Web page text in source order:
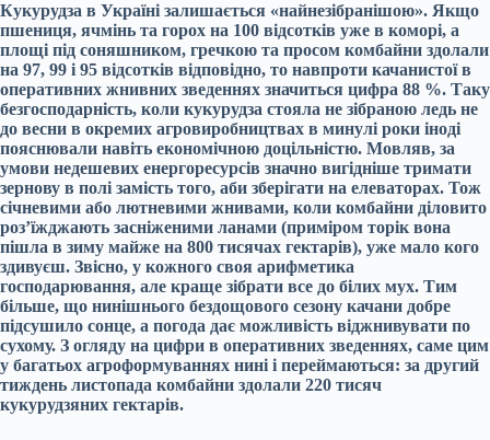
Кукурудза в Україні залишається «найнезібранішою». Якщо
пшениця, ячмінь та горох на 100 відсотків уже в коморі, а
площі під соняшником, гречкою та просом комбайни здолали
на 97, 99 і 95 відсотків відповідно, то навпроти качанистої в
оперативних жнивних зведеннях значиться цифра 88 %. Таку
безгосподарність, коли кукурудза стояла не зібраною ледь не
до весни в окремих агровиробництвах в минулі роки іноді
пояснювали навіть економічною доцільністю. Мовляв, за
умови недешевих енергоресурсів значно вигідніше тримати
зернову в полі замість того, аби зберігати на елеваторах. Тож
січневими або лютневими жнивами, коли комбайни діловито
роз’їжджають засніженими ланами (приміром торік вона
пішла в зиму майже на 800 тисячах гектарів), уже мало кого
здивуєш. Звісно, у кожного своя арифметика
господарювання, але краще зібрати все до білих мух. Тим
більше, що нинішнього бездощового сезону качани добре
підсушило сонце, а погода дає можливість віджнивувати по
сухому. З огляду на цифри в оперативних зведеннях, саме цим
у багатьох агроформуваннях нині і переймаються: за другий
тиждень листопада комбайни здолали 220 тисяч
кукурудзяних гектарів.